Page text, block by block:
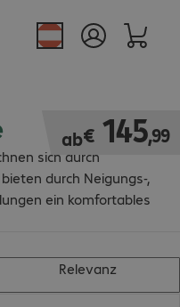
sich durch
durch Neigungs-,
ein komfortables
ab€ 145,99
€ 145,99
Relevanz